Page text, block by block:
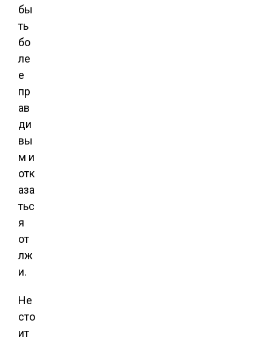
бы
ть
бо
ле
е
пр
ав
ди
вы
м и
отк
аза
тьс
я
от
лж
и.
Не
сто
ит